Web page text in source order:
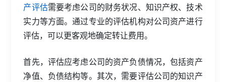
产评估需要考虑公司的财务状况、知识产权、技术
实力等方面。通过专业的评估机构对公司资产进行
评估，可以更客观地确定转让费用。
首先，评估应考虑公司的资产负债情况，包括资产
净值、负债结构等。其次，需要评估公司的知识产